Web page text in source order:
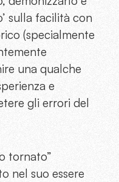
sulla facilità con
(specialmente
una qualche
e
gli errori del
tornato”
nel suo essere